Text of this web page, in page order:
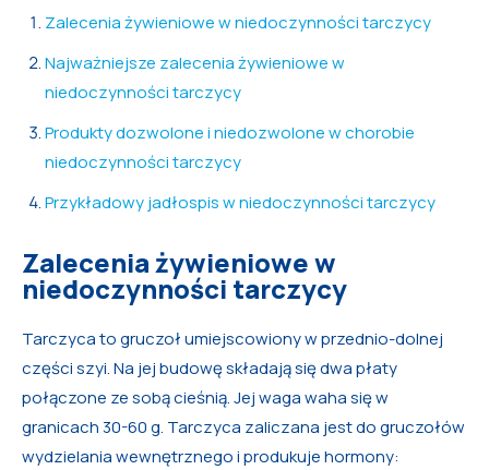
Zalecenia żywieniowe w niedoczynności tarczycy
Najważniejsze zalecenia żywieniowe w
niedoczynności tarczycy
Produkty dozwolone i niedozwolone w chorobie
niedoczynności tarczycy
Przykładowy jadłospis w niedoczynności tarczycy
Zalecenia żywieniowe w
niedoczynności tarczycy
Tarczyca to gruczoł umiejscowiony w przednio-dolnej
części szyi. Na jej budowę składają się dwa płaty
połączone ze sobą cieśnią. Jej waga waha się w
granicach 30-60 g. Tarczyca zaliczana jest do gruczołów
wydzielania wewnętrznego i produkuje hormony: